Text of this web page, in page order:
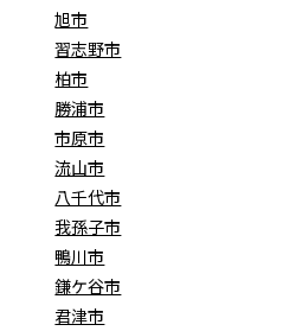
旭市
習志野市
柏市
勝浦市
市原市
流山市
八千代市
我孫子市
鴨川市
鎌ケ谷市
君津市